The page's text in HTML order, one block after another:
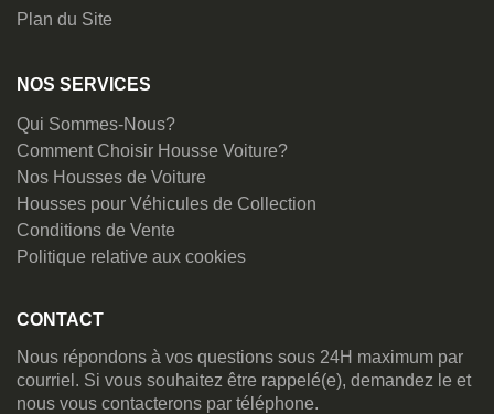
Plan du Site
NOS SERVICES
Qui Sommes-Nous?
Comment Choisir Housse Voiture?
Nos Housses de Voiture
Housses pour Véhicules de Collection
Conditions de Vente
Politique relative aux cookies
CONTACT
Nous répondons à vos questions sous 24H maximum par
courriel. Si vous souhaitez être rappelé(e), demandez le et
nous vous contacterons par téléphone.